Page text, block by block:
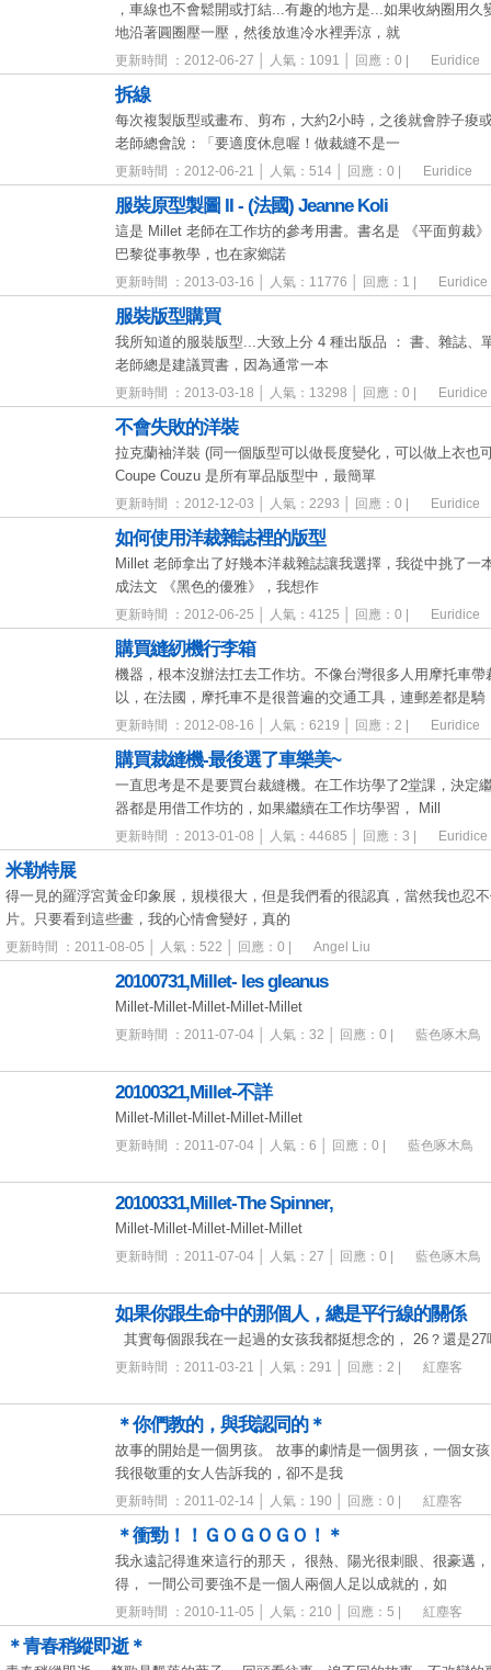
，車線也不會鬆開或打結...有趣的地方是...如果收納圈用
地沿著圓圈壓一壓，然後放進冷水裡弄涼，就
更新時間 ：2012-06-27 │ 人氣：1091 │ 回應：0 | Euridice
拆線
每次複製版型或畫布、剪布，大約2小時，之後就會脖子痠
老師總會說：「要適度休息喔！做裁縫不是一
更新時間 ：2012-06-21 │ 人氣：514 │ 回應：0 | Euridice
服裝原型製圖 II - (法國) Jeanne Koli
這是 Millet 老師在工作坊的參考用書。書名是 《平面剪裁
巴黎從事教學，也在家鄉諾
更新時間 ：2013-03-16 │ 人氣：11776 │ 回應：1 | Euridice
服裝版型購買
我所知道的服裝版型...大致上分 4 種出版品 ： 書、雜誌、
老師總是建議買書，因為通常一本
更新時間 ：2013-03-18 │ 人氣：13298 │ 回應：0 | Euridice
不會失敗的洋裝
拉克蘭袖洋裝 (同一個版型可以做長度變化，可以做上衣也
Coupe Couzu 是所有單品版型中，最簡單
更新時間 ：2012-12-03 │ 人氣：2293 │ 回應：0 | Euridice
如何使用洋裁雜誌裡的版型
Millet 老師拿出了好幾本洋裁雜誌讓我選擇，我從中挑了一
成法文 《黑色的優雅》，我想作
更新時間 ：2012-06-25 │ 人氣：4125 │ 回應：0 | Euridice
購買縫紉機行李箱
機器，根本沒辦法扛去工作坊。不像台灣很多人用摩托車
以，在法國，摩托車不是很普遍的交通工具，連郵差都是騎
更新時間 ：2012-08-16 │ 人氣：6219 │ 回應：2 | Euridice
購買裁縫機-最後選了車樂美~
一直思考是不是要買台裁縫機。在工作坊學了2堂課，決定
器都是用借工作坊的，如果繼續在工作坊學習， Mill
更新時間 ：2013-01-08 │ 人氣：44685 │ 回應：3 | Euridice
米勒特展
得一見的羅浮宮黃金印象展，規模很大，但是我們看的很認真，當然我也忍
片。只要看到這些畫，我的心情會變好，真的
更新時間 ：2011-08-05 │ 人氣：522 │ 回應：0 | Angel Liu
20100731,Millet- les gleanus
Millet-Millet-Millet-Millet-Millet
更新時間 ：2011-07-04 │ 人氣：32 │ 回應：0 | 藍色啄木鳥
20100321,Millet-不詳
Millet-Millet-Millet-Millet-Millet
更新時間 ：2011-07-04 │ 人氣：6 │ 回應：0 | 藍色啄木鳥
20100331,Millet-The Spinner,
Millet-Millet-Millet-Millet-Millet
更新時間 ：2011-07-04 │ 人氣：27 │ 回應：0 | 藍色啄木鳥
如果你跟生命中的那個人，總是平行線的關係
其實每個跟我在一起過的女孩我都挺想念的， 26？還是
更新時間 ：2011-03-21 │ 人氣：291 │ 回應：2 | 紅塵客
＊你們教的，與我認同的＊
故事的開始是一個男孩。 故事的劇情是一個男孩，一個女
我很敬重的女人告訴我的，卻不是我
更新時間 ：2011-02-14 │ 人氣：190 │ 回應：0 | 紅塵客
＊衝勁！！ＧＯＧＯＧＯ！＊
我永遠記得進來這行的那天， 很熱、陽光很刺眼、很豪邁
得， 一間公司要強不是一個人兩個人足以成就的，如
更新時間 ：2010-11-05 │ 人氣：210 │ 回應：5 | 紅塵客
＊青春稍縱即逝＊